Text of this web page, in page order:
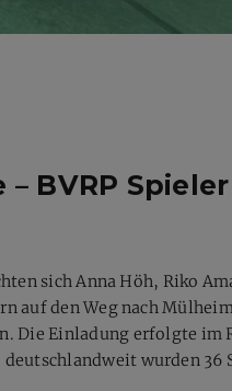
BVRP
sich Anna Höh, Riko
auf den Weg nach
Die Einladung erfolgte im
wurden 36